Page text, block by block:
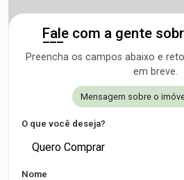
Fale com a gente
Preencha os campos abaixo e
em breve.
Mensagem sobre o
O que você deseja?
Quero Comprar
Nome